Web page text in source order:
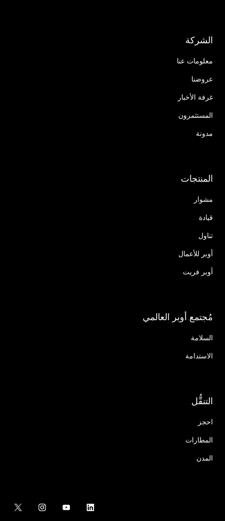
الشركة
معلومات عنا
عروضنا
غرفة الأخبار
المستثمرون
مدونة
المنتجات
مشوار
قيادة
تناول
أوبر للأعمال
أوبر فريت
مُجتمع أوبر العالمي
السلامة
الاستدامة
التنقُّل
احجز
المطارات
المدن